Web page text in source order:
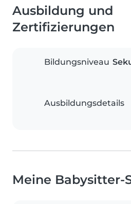
Ausbildung und
Zertifizierungen
Bildungsniveau
Ausbildungsdetails
Meine Babysitter-